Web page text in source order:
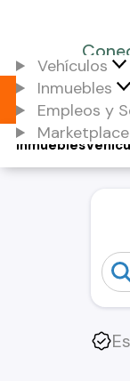
Vehículos
Inmuebles
Empleos y
Inmuebles